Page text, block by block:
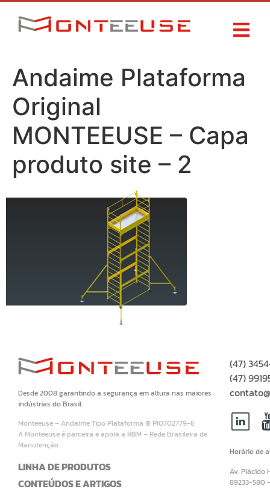
Andaime Plataforma
Original
MONTEEUSE – Capa
produto site – 2
Desde 2008 garantindo a segurança em altura nas maiores
indústrias do Brasil.
Monteeuse – Andaime Tipo Plataforma ® PI0702779-6
A Monteeuse é parceira e apoia a RBM – Rede Brasileira de
Manutenção.
LINHA DE PRODUTOS
CONTEÚDOS E ARTIGOS
(47)
(47)
Horário de
Av. Plácido
89233-580